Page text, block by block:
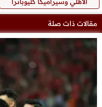
مقالات ذات صلة